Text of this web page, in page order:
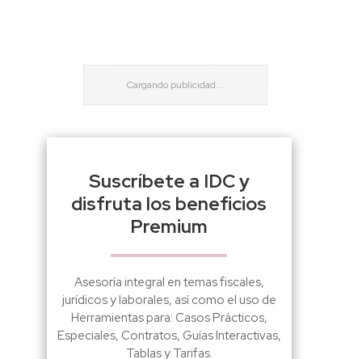
Suscríbete a IDC y
disfruta los beneficios
Premium
Asesoría integral en temas fiscales,
jurídicos y laborales, así como el uso de
Herramientas para: Casos Prácticos,
Especiales, Contratos, Guías Interactivas,
Tablas y Tarifas.